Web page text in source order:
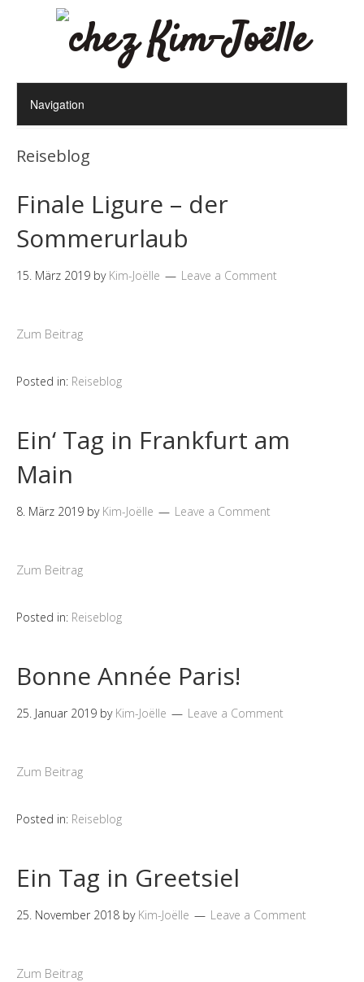
Reiseblog
Finale Ligure – der
Sommerurlaub
15. März 2019 by Kim-Joëlle Leave a Comment
Zum Beitrag
Posted in: Reiseblog
Ein‘ Tag in Frankfurt am
Main
8. März 2019 by Kim-Joëlle Leave a Comment
Zum Beitrag
Posted in: Reiseblog
Bonne Année Paris!
25. Januar 2019 by Kim-Joëlle Leave a Comment
Zum Beitrag
Posted in: Reiseblog
Ein Tag in Greetsiel
25. November 2018 by Kim-Joëlle Leave a Comment
Zum Beitrag